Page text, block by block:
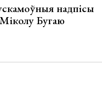
надпісы
Міколу Бугаю